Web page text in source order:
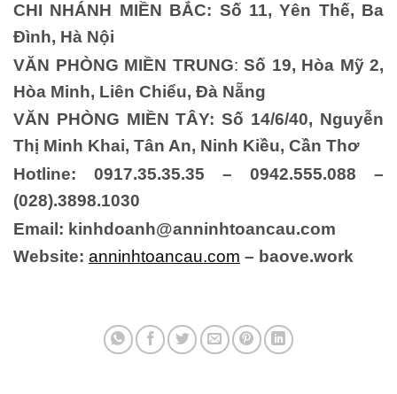
CHI NHÁNH MIỀN BẮC: Số 11, Yên Thế, Ba
Đình, Hà Nội
VĂN PHÒNG MIỀN TRUNG: Số 19, Hòa Mỹ 2,
Hòa Minh, Liên Chiểu, Đà Nẵng
VĂN PHÒNG MIỀN TÂY: Số 14/6/40, Nguyễn
Thị Minh Khai, Tân An, Ninh Kiều, Cần Thơ
Hotline: 0917.35.35.35 – 0942.555.088 –
(028).3898.1030
Email: kinhdoanh@anninhtoancau.com
Website: anninhtoancau.com – baove.work